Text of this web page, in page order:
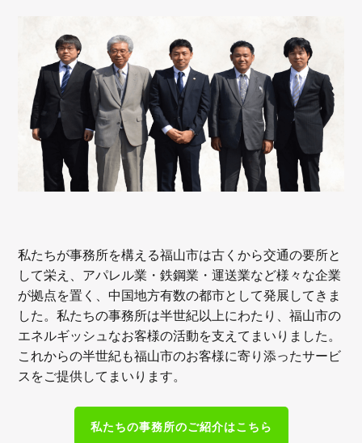
私たちが事務所を構える福山市は古くから交通の要所と
して栄え、アパレル業・鉄鋼業・運送業など様々な企業
が拠点を置く、中国地方有数の都市として発展してきま
した。私たちの事務所は半世紀以上にわたり、福山市の
エネルギッシュなお客様の活動を支えてまいりました。
これからの半世紀も福山市のお客様に寄り添ったサービ
スをご提供してまいります。
私たちの事務所のご紹介はこちら